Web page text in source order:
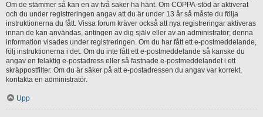
Om de stämmer så kan en av två saker ha hänt. Om COPPA-stöd är aktiverat
och du under registreringen angav att du är under 13 år så måste du följa
instruktionerna du fått. Vissa forum kräver också att nya registreringar aktiveras
innan de kan användas, antingen av dig själv eller av an administratör; denna
information visades under registreringen. Om du har fått ett e-postmeddelande,
följ instruktionerna i det. Om du inte fått ett e-postmeddelande så kanske du
angav en felaktig e-postadress eller så fastnade e-postmeddelandet i ett
skräppostfilter. Om du är säker på att e-postadressen du angav var korrekt,
kontakta en administratör.
Upp